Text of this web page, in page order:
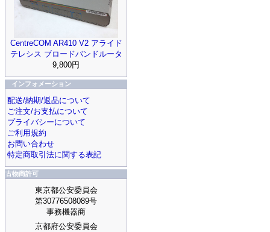
CentreCOM AR410 V2 アライド
テレシス ブロードバンドルータ
9,800円
インフォメーション
配送/納期/返品について
ご注文/お支払について
プライバシーについて
ご利用規約
お問い合わせ
特定商取引法に関する表記
古物商許可
東京都公安委員会
第30776508089号
事務機器商
京都府公安委員会